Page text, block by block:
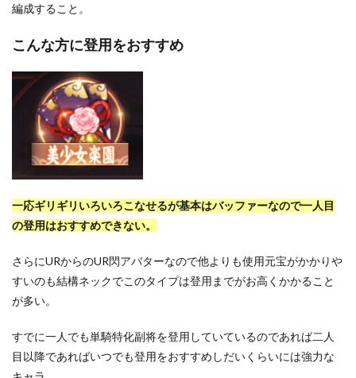
編成すること。
こんな方に登用をおすすめ
一応ギリギリいろいろこなせるが基本はバッファーなので一人目
の登用はおすすめできない。
さらにURからのUR閃アバターなので他よりも使用元宝がかかりや
すいのも結構ネックでこのタイプは登用までがお高くかかること
が多い。
すでに一人でも単騎特化副将を登用していているのであれば二人
目以降であればいつでも登用をおすすめしだいくらいには強力な